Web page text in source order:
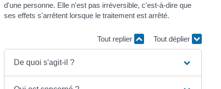
d'une personne. Elle n'est pas irréversible, c'est-à-dire que
ses effets s'arrêtent lorsque le traitement est arrêté.
Tout replier Tout déplier
De quoi s'agit-il ?